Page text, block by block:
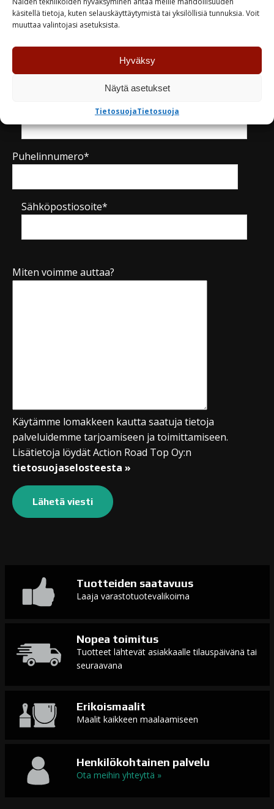
käsitellä tietoja, kuten selauskäyttäytymistä tai yksilöllisiä tunnuksia. Voit
muuttaa valintojasi asetuksista.
Hyväksy
Näytä asetukset
TietosuojaTietosuoja
Kysy tuotteesta / ota yhteyttä
Puhelinnumero*
Sähköpostiosoite*
Miten voimme auttaa?
Käytämme lomakkeen kautta saatuja tietoja
palveluidemme tarjoamiseen ja toimittamiseen.
Lisätietoja löydät Action Road Top Oy:n
tietosuojaselosteesta »
Tuotteiden saatavuus
Laaja varastotuotevalikoima
Nopea toimitus
Tuotteet lähtevät asiakkaalle tilauspäivänä tai
seuraavana
Erikoismaalit
Maalit kaikkeen maalaamiseen
Henkilökohtainen palvelu
Ota meihin yhteyttä »